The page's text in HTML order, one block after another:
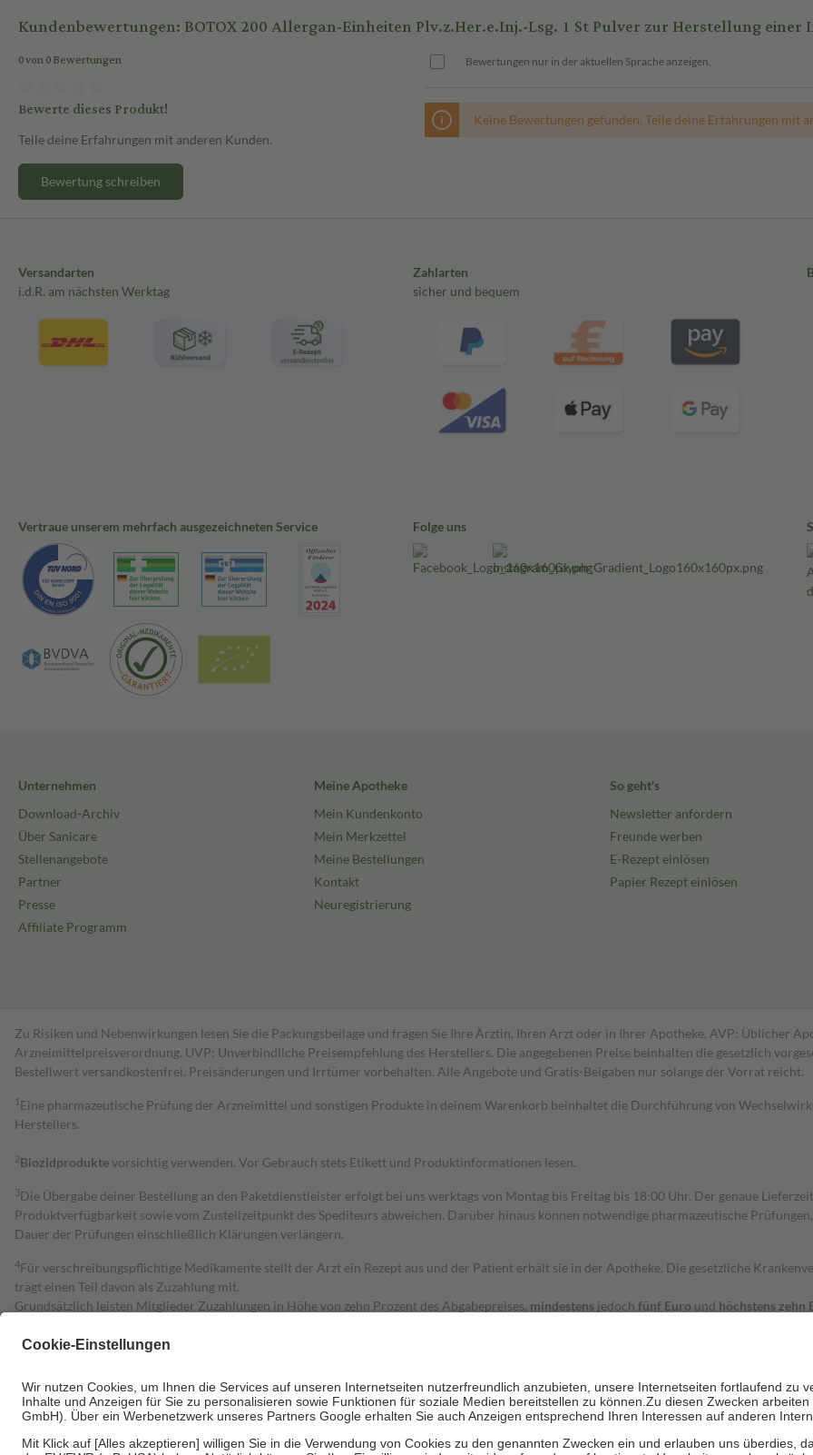
Kundenbewertungen: BOTOX 200 Allergan-Einheiten Plv.z.Her.e.Inj.-Lsg. 1 St Pulver zur Herstellung
0 von 0 Bewertungen
Bewerte dieses Produkt!
Teile deine Erfahrungen mit anderen Kunden.
Bewertung schreiben
Bewertungen nur in der aktuellen Sprache anzeigen.
Keine Bewertungen gefunden. Teile deine Erfahrungen mit
Versandarten
i.d.R. am nächsten Werktag
Zahlarten
sicher und bequem
Vertraue unserem mehrfach ausgezeichneten Service Folge uns
Unternehmen
Download-Archiv
Über Sanicare
Stellenangebote
Partner
Presse
Affiliate Programm
Meine Apotheke
Mein Kundenkonto
Mein Merkzettel
Meine Bestellungen
Kontakt
Neuregistrierung
So geht's
Newsletter anfordern
Freunde werben
E-Rezept einlösen
Papier Rezept einlösen
Zu Risiken und Nebenwirkungen lesen Sie die Packungsbeilage und fragen Sie Ihre Ärztin, Ihren Arzt oder in Ihrer Apotheke. AVP: Üblicher
Arzneimittelpreisverordnung. UVP: Unverbindliche Preisempfehlung des Herstellers. Die angegebenen Preise beinhalten die gesetzlich
Bestell­wert versand­kosten­frei. Preisänderungen und Irrtümer vorbehalten. Alle Angebote und Gratis-Beigaben nur solange der Vorrat reicht.
1 Eine pharmazeutische Prüfung der Arzneimittel und sonstigen Produkte in deinem Warenkorb beinhaltet die Durchführung von
Herstellers.
2Biozidproduktevorsichtig verwenden. Vor Gebrauch stets Etikett und Produktinformationen lesen.
3Die Übergabe deiner Bestellung an den Paketdienstleister erfolgt bei uns werktags von Montag bis Freitag bis 18:00 Uhr. Der genaue
Produktverfügbarkeit sowie vom Zustellzeitpunkt des Spediteurs abweichen. Darüber hinaus können notwendige pharmazeutische
Dauer der Prüfungen einschließlich Klärungen verlängern.
4Für verschreibungspflichtige Medikamente stellt der Arzt ein Rezept aus und der Patient erhält sie in der Apotheke. Die gesetzliche
trägt einen Teil davon als Zuzahlung mit.
Grundsätzlich leisten Mitglieder Zuzahlungen in Höhe von zehn Prozent des Abgabepreises, mindestens jedoch fünf Euro und höchstens zehn
Diese Regeln gelten grundsätzlich auch für Online-Apotheken.
Um das Engagement der Versicherten für ihre eigene Gesundheit zu stärken und die besondere Stellung der Familie zu unterstützen, fallen
• Kindern und Jugendlichen bis zum vollendeten 18. Lebensjahr mit Ausnahme der Fahrkosten
• Untersuchungen zur Vorsorge und Früherkennung, die von der GKV getragen werden
• empfohlenen Schutzimpfungen